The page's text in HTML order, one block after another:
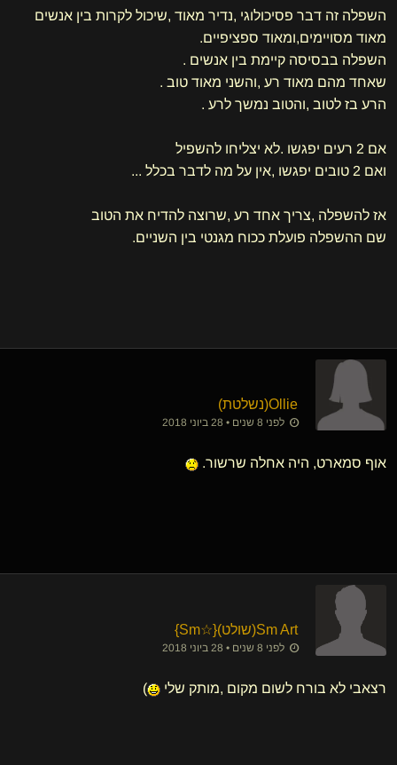
השפלה זה דבר פסיכולוגי ,נדיר מאוד ,שיכול לקרות בין אנשים
מאוד מסויימים,ומאוד ספציפיים.
השפלה בבסיסה קיימת בין אנשים .
שאחד מהם מאוד רע ,והשני מאוד טוב .
הרע בז לטוב ,והטוב נמשך לרע .
אם 2 רעים יפגשו .לא יצליחו להשפיל
ואם 2 טובים יפגשו ,אין על מה לדבר בכלל ...
אז להשפלה ,צריך אחד רע ,שרוצה להדיח את הטוב
שם ההשפלה פועלת ככוח מגנטי בין השניים.
Ollie​(נשלטת)
לפני 8 שנים • 28 ביוני 2018
אוף סמארט, היה אחלה שרשור.
Sm Art​(שולט) ​{
☆Sm
}
לפני 8 שנים • 28 ביוני 2018
רצאבי לא בורח לשום מקום ,מותק שלי )